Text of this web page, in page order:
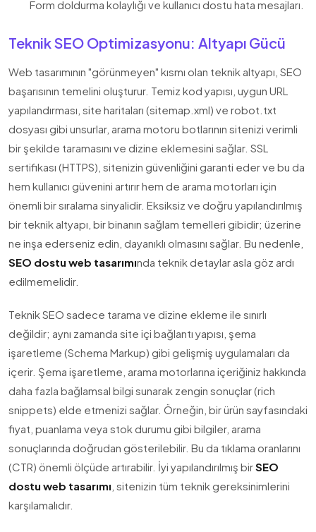
Form doldurma kolaylığı ve kullanıcı dostu hata mesajları.
Teknik SEO Optimizasyonu: Altyapı Gücü
Web tasarımının "görünmeyen" kısmı olan teknik altyapı, SEO
başarısının temelini oluşturur. Temiz kod yapısı, uygun URL
yapılandırması, site haritaları (sitemap.xml) ve robot.txt
dosyası gibi unsurlar, arama motoru botlarının sitenizi verimli
bir şekilde taramasını ve dizine eklemesini sağlar. SSL
sertifikası (HTTPS), sitenizin güvenliğini garanti eder ve bu da
hem kullanıcı güvenini artırır hem de arama motorları için
önemli bir sıralama sinyalidir. Eksiksiz ve doğru yapılandırılmış
bir teknik altyapı, bir binanın sağlam temelleri gibidir; üzerine
ne inşa ederseniz edin, dayanıklı olmasını sağlar. Bu nedenle,
SEO dostu web tasarımında teknik detaylar asla göz ardı
edilmemelidir.
Teknik SEO sadece tarama ve dizine ekleme ile sınırlı
değildir; aynı zamanda site içi bağlantı yapısı, şema
işaretleme (Schema Markup) gibi gelişmiş uygulamaları da
içerir. Şema işaretleme, arama motorlarına içeriğiniz hakkında
daha fazla bağlamsal bilgi sunarak zengin sonuçlar (rich
snippets) elde etmenizi sağlar. Örneğin, bir ürün sayfasındaki
fiyat, puanlama veya stok durumu gibi bilgiler, arama
sonuçlarında doğrudan gösterilebilir. Bu da tıklama oranlarını
(CTR) önemli ölçüde artırabilir. İyi yapılandırılmış birSEO
dostu web tasarımı , sitenizin tüm teknik gereksinimlerini
karşılamalıdır.